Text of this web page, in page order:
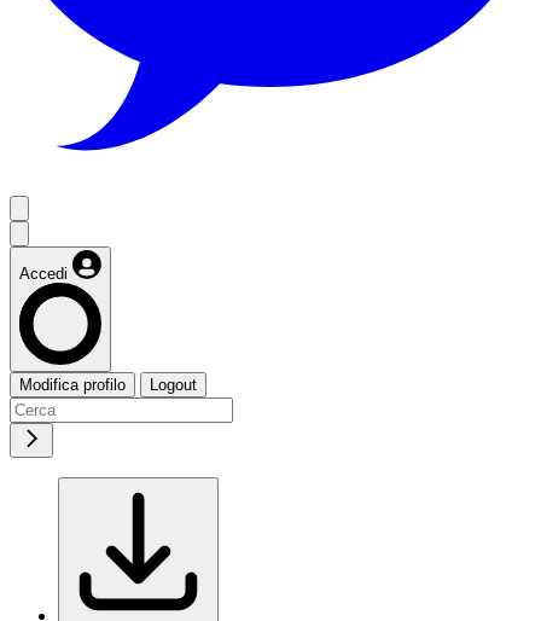
Accedi
Modifica profilo Logout